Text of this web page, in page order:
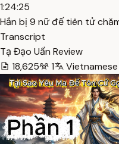
1:24:25
Hắn bị 9 nữ đế tiên tử
Transcript
Tạ Đạo Uẩn Review
18,625
1 Vietnamese